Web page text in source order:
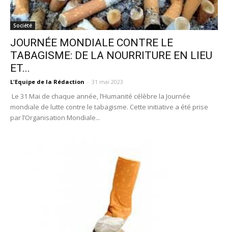
Société
JOURNÉE MONDIALE CONTRE LE
TABAGISME: DE LA NOURRITURE EN LIEU
ET...
L'Equipe de la Rédaction - 31 mai 2023
Le 31 Mai de chaque année, l’Humanité célèbre la Journée
mondiale de lutte contre le tabagisme. Cette initiative a été prise
par l’Organisation Mondiale...